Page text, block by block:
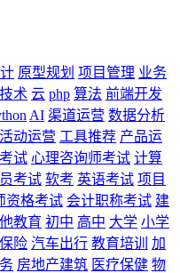
原型规划 项目管理 业务
术 云 php 算法 前端开发
AI 渠道运营 数据分析
活动运营 工具推荐 产品运
试 心理咨询师考试 计算
考试 软考 英语考试 项目
资格考试 会计职称考试 建
教育 初中 高中 大学 小学
险 汽车出行 教育培训
加
房地产建筑 医疗保健 物